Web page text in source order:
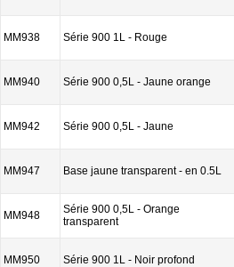
MM938 Série 900 1L - Rouge
MM940 Série 900 0,5L - Jaune orange
MM942 Série 900 0,5L - Jaune
MM947 Base jaune transparent - en 0.5L
MM948
Série 900 0,5L - Orange
transparent
MM950 Série 900 1L - Noir profond